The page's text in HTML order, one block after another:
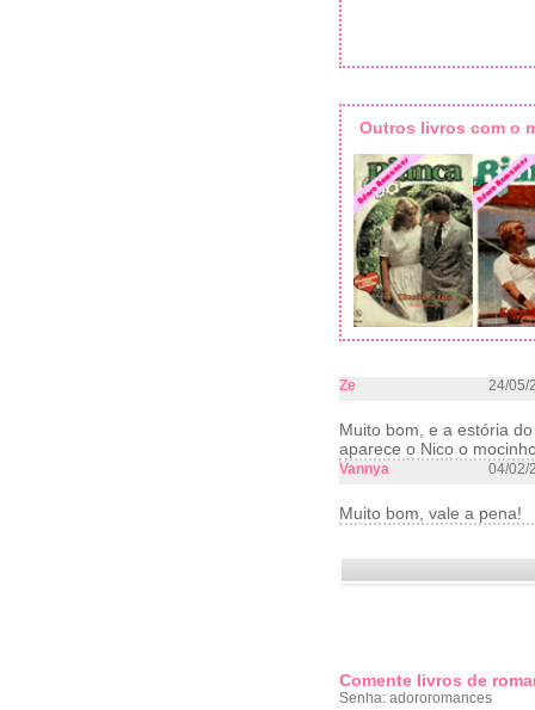
Outros livros com o
Ze 24/05/
Muito bom, e a estória
aparece o Nico o
Vannya 04/02/
Muito bom, vale a pena!
Comente livros de
Senha: adororomances